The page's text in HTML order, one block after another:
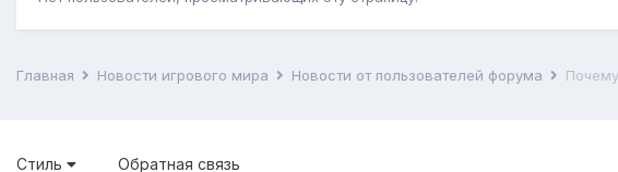
Главная Новости игрового мира Новости от пользователей форума
Стиль Обратная связь